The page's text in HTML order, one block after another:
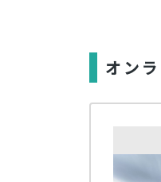
オン